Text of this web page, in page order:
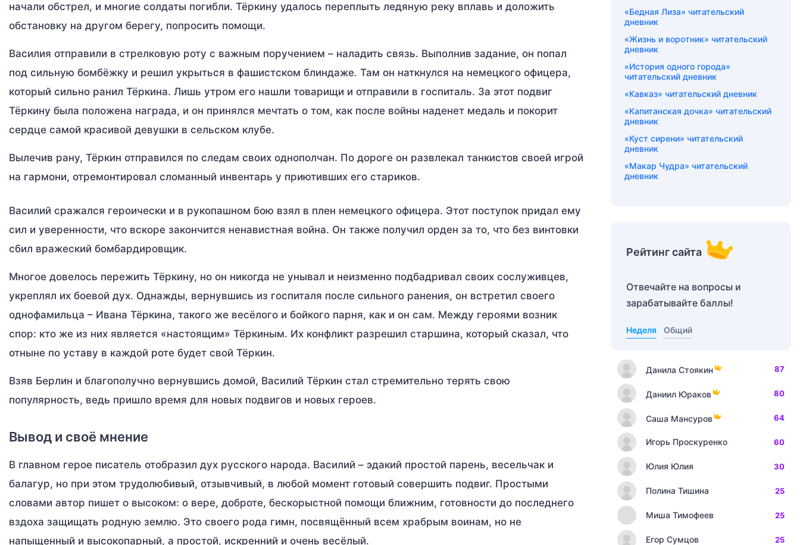
начали обстрел, и многие солдаты погибли. Тёркину удалось переплыть ледяную реку вплавь и доложить
обстановку на другом берегу, попросить помощи.
Василия отправили в стрелковую роту с важным поручением – наладить связь. Выполнив задание, он попал
под сильную бомбёжку и решил укрыться в фашистском блиндаже. Там он наткнулся на немецкого офицера,
который сильно ранил Тёркина. Лишь утром его нашли товарищи и отправили в госпиталь. За этот подвиг
Тёркину была положена награда, и он принялся мечтать о том, как после войны наденет медаль и покорит
сердце самой красивой девушки в сельском клубе.
Вылечив рану, Тёркин отправился по следам своих однополчан. По дороге он развлекал танкистов своей игрой
на гармони, отремонтировал сломанный инвентарь у приютивших его стариков.
Василий сражался героически и в рукопашном бою взял в плен немецкого офицера. Этот поступок придал ему
сил и уверенности, что вскоре закончится ненавистная война. Он также получил орден за то, что без винтовки
сбил вражеский бомбардировщик.
Многое довелось пережить Тёркину, но он никогда не унывал и неизменно подбадривал своих сослуживцев,
укреплял их боевой дух. Однажды, вернувшись из госпиталя после сильного ранения, он встретил своего
однофамильца – Ивана Тёркина, такого же весёлого и бойкого парня, как и он сам. Между героями возник
спор: кто же из них является «настоящим» Тёркиным. Их конфликт разрешил старшина, который сказал, что
отныне по уставу в каждой роте будет свой Тёркин.
Взяв Берлин и благополучно вернувшись домой, Василий Тёркин стал стремительно терять свою
популярность, ведь пришло время для новых подвигов и новых героев.
Вывод и своё мнение
В главном герое писатель отобразил дух русского народа. Василий – эдакий простой парень, весельчак и
балагур, но при этом трудолюбивый, отзывчивый, в любой момент готовый совершить подвиг. Простыми
словами автор пишет о высоком: о вере, доброте, бескорыстной помощи ближним, готовности до последнего
вздоха защищать родную землю. Это своего рода гимн, посвящённый всем храбрым воинам, но не
напыщенный и высокопарный, а простой, искренний и очень весёлый.
«Бедная Лиза» читательский
дневник
«Жизнь и воротник» читательский
дневник
«История одного города»
читательский дневник
«Кавказ» читательский дневник
«Капитанская дочка» читательский
дневник
«Куст сирени» читательский
дневник
«Макар Чудра» читательский
дневник
Рейтинг сайта
Отвечайте на вопросы и
зарабатывайте баллы!
Неделя Общий
Данила Стоякин 87
Даниил Юраков 80
Саша Мансуров 64
Игорь Проскуренко 60
Юлия Юлия 30
Полина Тишина 25
Миша Тимофеев 25
Егор Сумцов 25